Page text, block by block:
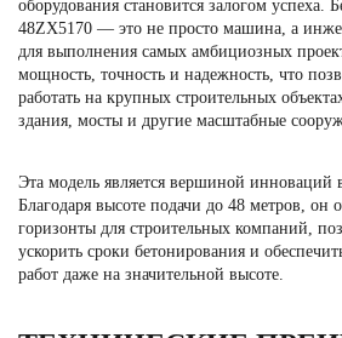
оборудования становится залогом успеха.
48ZX5170 — это не просто машина, а
для выполнения самых амбициозных
мощность, точность и надежность, что
работать на крупных строительных
здания, мосты и другие масштабные
Эта модель является вершиной инноваций
Благодаря высоте подачи до 48 метров, он
горизонты для строительных компаний,
ускорить сроки бетонирования и
работ даже на значительной высоте.